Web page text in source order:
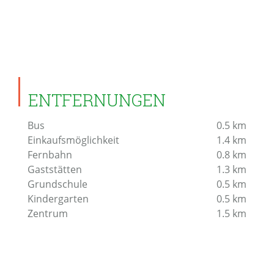
ENTFERNUNGEN
Bus 0.5 km
Einkaufsmöglichkeit
1.4 km
Fernbahn
0.8 km
Gaststätten
1.3 km
Grundschule
0.5 km
Kindergarten
0.5 km
Zentrum
1.5 km